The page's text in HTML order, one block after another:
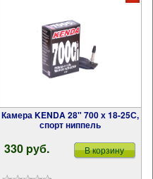
Камера KENDA 28" 700 х 18-25С,
спорт ниппель
330 pуб. В корзину